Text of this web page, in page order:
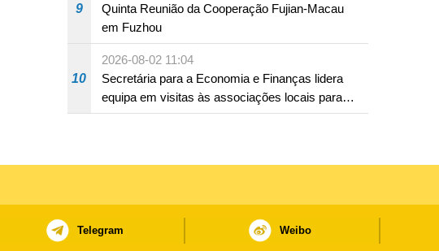
9
Quinta Reunião da Cooperação Fujian-Macau
em Fuzhou
10
2026-08-02 11:04
Secretária para a Economia e Finanças lidera
equipa em visitas às associações locais para
consolidar consensos e promover os trabalhos
Telegram Weibo